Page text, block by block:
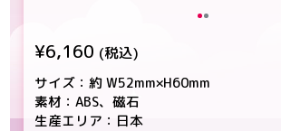
¥6,160 (税込)
サイズ：約 W52mm×H60mm
素材：ABS、磁石
生産エリア：日本